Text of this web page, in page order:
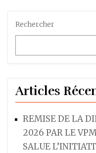
Rechercher
Articles
REMISE DE LA
2026 PAR LE
SALUE